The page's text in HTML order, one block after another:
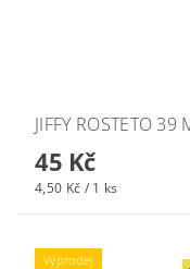
JIFFY ROSTETO 39
45 Kč
4,50 Kč / 1 ks
Výprodej